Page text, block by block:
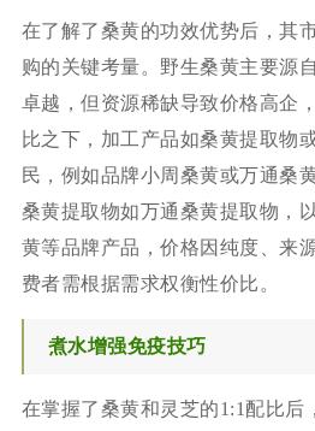
在了解了桑黄的功效优势后，其
购的关键考量。野生桑黄主要源
卓越，但资源稀缺导致价格高企
比之下，加工产品如桑黄提取物
民，例如品牌小周桑黄或万通桑
桑黄提取物如万通桑黄提取物，
黄等品牌产品，价格因纯度、来
费者需根据需求权衡性价比。
煮水增强免疫技巧
在掌握了桑黄和灵芝的1:1配比后